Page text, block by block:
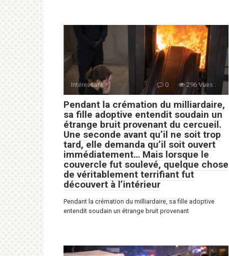
Intéressant 0 296 Vues :
Pendant la crémation du milliardaire,
sa fille adoptive entendit soudain un
étrange bruit provenant du cercueil.
Une seconde avant qu’il ne soit trop
tard, elle demanda qu’il soit ouvert
immédiatement… Mais lorsque le
couvercle fut soulevé, quelque chose
de véritablement terrifiant fut
découvert à l’intérieur
Pendant la crémation du milliardaire, sa fille adoptive
entendit soudain un étrange bruit provenant